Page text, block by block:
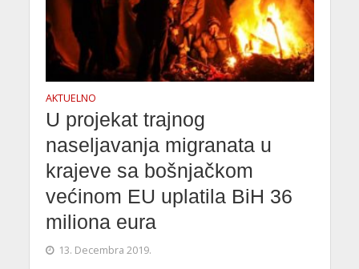
AKTUELNO
U projekat trajnog
naseljavanja migranata u
krajeve sa bošnjačkom
većinom EU uplatila BiH 36
miliona eura
13. Decembra 2019.